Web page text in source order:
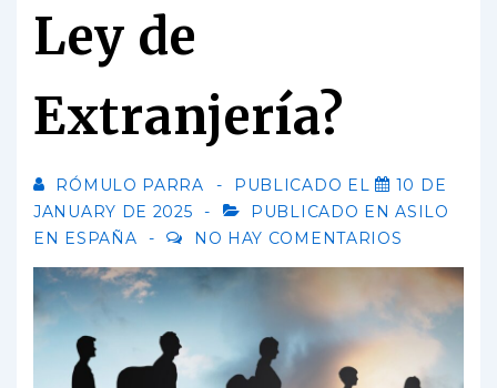
Ley de
Extranjería?
RÓMULO PARRA PUBLICADO EL
10 DE
JANUARY DE 2025
PUBLICADO ENASILO
EN ESPAÑA
NO HAY COMENTARIOS